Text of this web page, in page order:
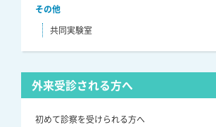
その他
共同実験室
外来受診される方へ
初めて診察を受けられる方へ